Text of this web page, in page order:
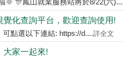
🌞 🎊鳳山就業服務站將於8/22(六
覺化查詢平台，歡迎查詢使用!
可點選以下連結: https://d....詳全文
大家一起來!